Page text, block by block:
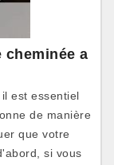
a
est essentiel
de manière
que votre
si vous